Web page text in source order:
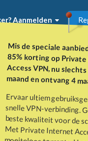
Mis de speciale
85% korting op
Access VPN, nu slechts
maand en ontvang 4
Ervaar ultiem
snelle VPN-verbinding.
beste kwaliteit voor de
Met Private Internet
moeiteloos torrents,
gebruiken! En geld-terug-
30 dagen, dus je kunt
Aanmelden
berichten